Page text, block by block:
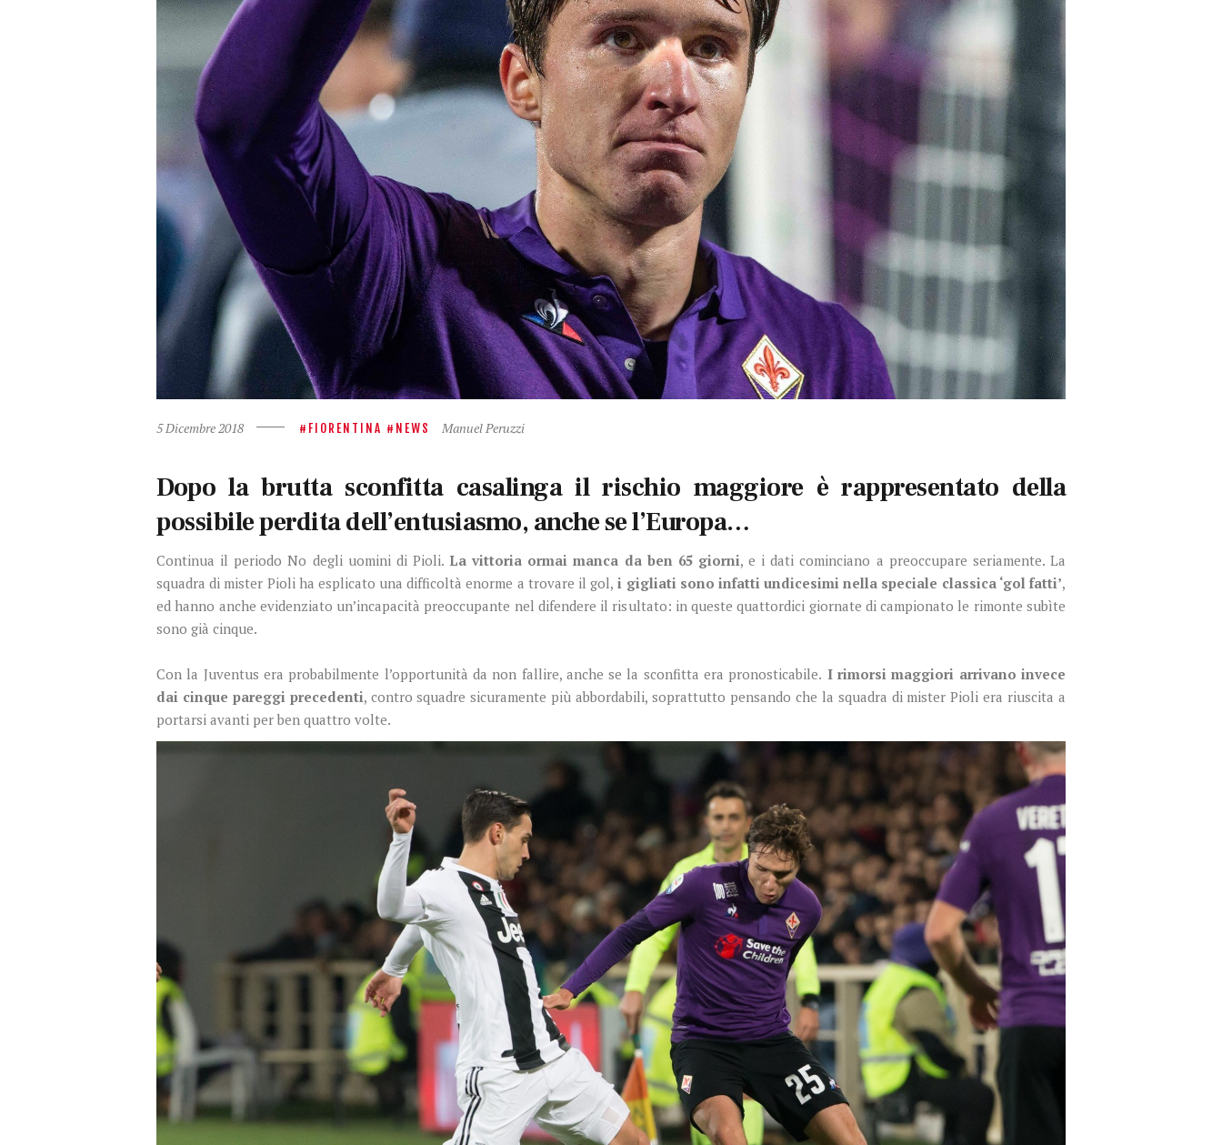
5 Dicembre 2018 FIORENTINA NEWS Manuel Peruzzi
Dopo la brutta sconfitta casalinga il rischio maggiore è rappresentato della
possibile perdita dell’entusiasmo, anche se l’Europa…
Continua il periodo No degli uomini di Pioli. La vittoria ormai manca da ben 65 giorni, e i dati cominciano a preoccupare seriamente. La
squadra di mister Pioli ha esplicato una difficoltà enorme a trovare il gol, i gigliati sono infatti undicesimi nella speciale classica ‘gol fatti’,
ed hanno anche evidenziato un’incapacità preoccupante nel difendere il risultato: in queste quattordici giornate di campionato le rimonte subìte
sono già cinque.
Con la Juventus era probabilmente l’opportunità da non fallire, anche se la sconfitta era pronosticabile. I rimorsi maggiori arrivano invece
dai cinque pareggi precedenti, contro squadre sicuramente più abbordabili, soprattutto pensando che la squadra di mister Pioli era riuscita a
portarsi avanti per ben quattro volte.